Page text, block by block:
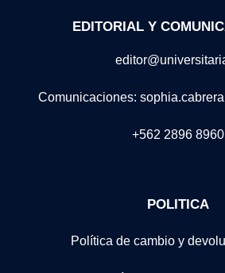
EDITORIAL Y
Comunicaciones:
+562 2896 8960
POLITICA
Política de cambio y